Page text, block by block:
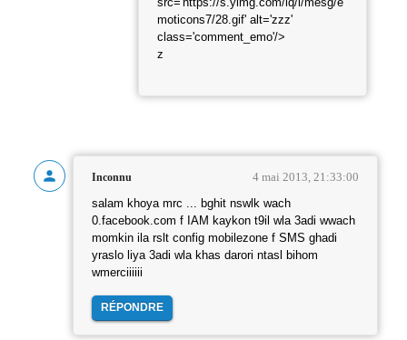
z
Inconnu 4 mai 2013, 21:33:00
salam khoya mrc ... bghit nswlk wach
0.facebook.com f IAM kaykon t9il wla 3adi wwach
momkin ila rslt config mobilezone f SMS ghadi
yraslo liya 3adi wla khas darori ntasl bihom
wmerciiiiii
RÉPONDRE